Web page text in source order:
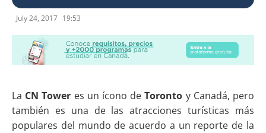
July 24, 2017 19:53
La CN Tower es un ícono deToronto y Canadá, pero
también es una de las atracciones turísticas más
populares del mundo de acuerdo a un reporte de la